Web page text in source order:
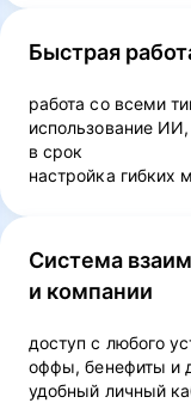
Быстрая
работа со всеми
использование
в срок
настройка гибких
Система
и компании
доступ с любого
оффы, бенефиты и
удобный личный